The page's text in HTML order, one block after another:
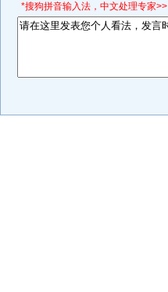
*搜狗拼音输入法，中文处理专家>>